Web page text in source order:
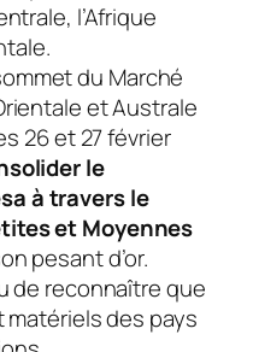
l’Afrique
du Marché
et Australe
26 et 27 février
le
à travers le
et Moyennes
pesant d’or.
reconnaître que
des pays